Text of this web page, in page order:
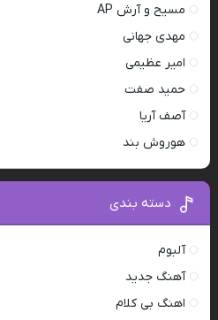
مسیح و آرش AP
مهدی جهانی
امیر عظیمی
حمید صفت
آصف آریا
هوروش بند
دسته بندی
آلبوم
آهنگ جدید
اهنگ بی کلام